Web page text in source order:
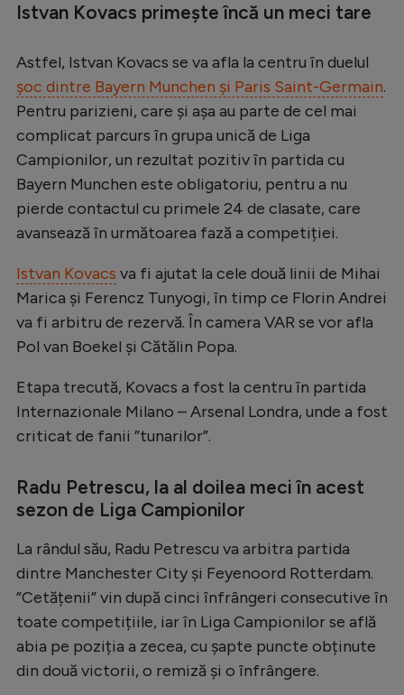
Starurile fotbalului
Stranieri
Clasamente
Tenis
Natație
Gimnastică
Auto
Rugby
Ciclism
Alte sporturi
JO 2024
JO 2026
Intră în cont
Istvan Kovacs primește încă un meci tare
Astfel, Istvan Kovacs se va afla la centru în duelul
șoc dintre Bayern Munchen și Paris Saint-Germain.
Pentru parizieni, care și așa au parte de cel mai
complicat parcurs în grupa unică de Liga
Campionilor, un rezultat pozitiv în partida cu
Bayern Munchen este obligatoriu, pentru a nu
pierde contactul cu primele 24 de clasate, care
avansează în următoarea fază a competiției.
Istvan Kovacs va fi ajutat la cele două linii de Mihai
Marica și Ferencz Tunyogi, în timp ce Florin Andrei
va fi arbitru de rezervă. În camera VAR se vor afla
Pol van Boekel și Cătălin Popa.
Etapa trecută, Kovacs a fost la centru în partida
Internazionale Milano – Arsenal Londra, unde a fost
criticat de fanii ”tunarilor”.
Radu Petrescu, la al doilea meci în acest
sezon de Liga Campionilor
La rândul său, Radu Petrescu va arbitra partida
dintre Manchester City și Feyenoord Rotterdam.
”Cetățenii” vin după cinci înfrângeri consecutive în
toate competițiile, iar în Liga Campionilor se află
abia pe poziția a zecea, cu șapte puncte obținute
din două victorii, o remiză și o înfrângere.